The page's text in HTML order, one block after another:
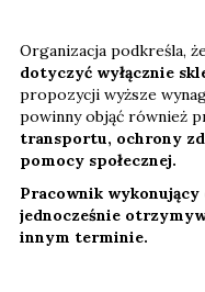
Organizacja podkreśla,
dotyczyć wyłącznie
propozycji wyższe
powinny objąć również
transportu, ochrony
pomocy społecznej.
Pracownik
jednocześnie
innym terminie.